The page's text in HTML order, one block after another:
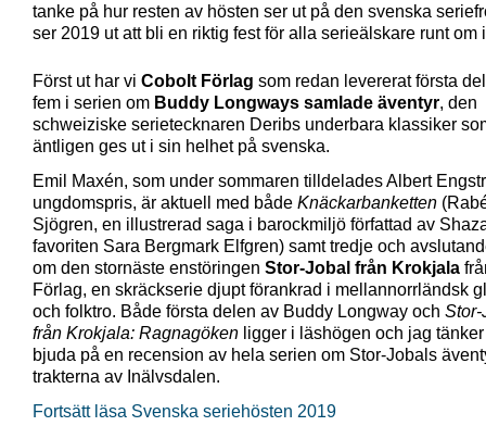
tanke på hur resten av hösten ser ut på den svenska
ser 2019 ut att bli en riktig fest för alla serieälskare runt om
Först ut har vi Cobolt Förlag som redan levererat första
fem i serien om Buddy Longways samlade äventyr, den
schweiziske serietecknaren Deribs underbara klassiker
äntligen ges ut i sin helhet på svenska.
Emil Maxén, som under sommaren tilldelades Albert
ungdomspris, är aktuell med både Knäckarbanketten
Sjögren, en illustrerad saga i barockmiljö författad av
favoriten Sara Bergmark Elfgren) samt tredje och
om den stornäste enstöringen Stor-Jobal från Krokjala
Förlag, en skräckserie djupt förankrad i mellannorrländsk
och folktro. Både första delen av Buddy Longway och Stor-
från Krokjala: Ragnagöken ligger i läshögen och jag
bjuda på en recension av hela serien om Stor-Jobals
trakterna av Inälvsdalen.
Fortsätt läsa Svenska seriehösten 2019